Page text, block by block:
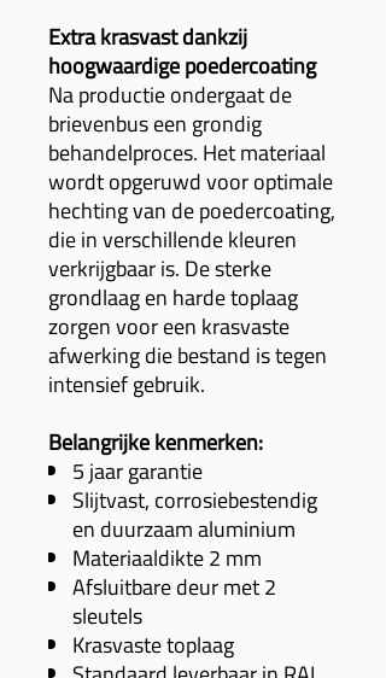
Extra krasvast dankzij
hoogwaardige poedercoating
Na productie ondergaat de
brievenbus een grondig
behandelproces. Het materiaal
wordt opgeruwd voor optimale
hechting van de poedercoating,
die in verschillende kleuren
verkrijgbaar is. De sterke
grondlaag en harde toplaag
zorgen voor een krasvaste
afwerking die bestand is tegen
intensief gebruik.
Belangrijke kenmerken:
5 jaar garantie
Slijtvast, corrosiebestendig
en duurzaam aluminium
Materiaaldikte 2 mm
Afsluitbare deur met 2
sleutels
Krasvaste toplaag